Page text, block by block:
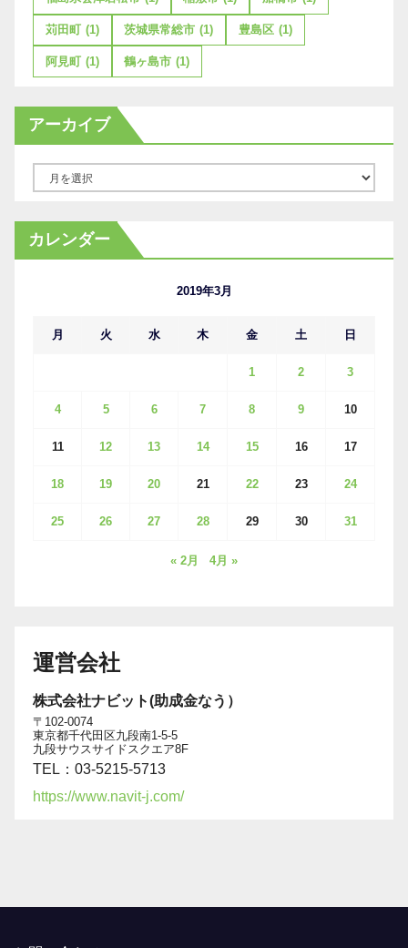
苅田町 (1) 茨城県常総市 (1) 豊島区 (1)
阿見町 (1) 鶴ヶ島市 (1)
アーカイブ
カ
イ
カレンダー
2019年3月
月 火 水 木 金 土 日
1 2 3
4 5 6 7 8 9 10
11 12 13 14 15 16 17
18 19 20 21 22 23 24
25 26 27 28 29 30 31
« 2月 4月 »
運営会社
株式会社ナビット(助成金なう）
〒102-0074
東京都千代田区九段南1-5-5
九段サウスサイドスクエア8F
TEL：03-5215-5713
https://www.navit-j.com/